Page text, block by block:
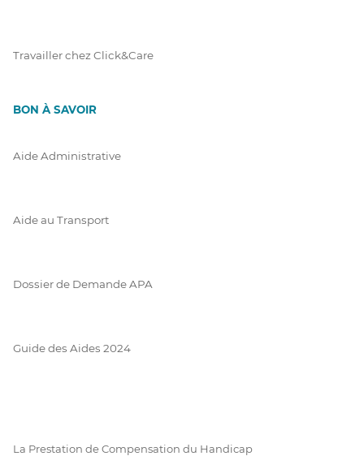
Travailler chez Click&Care
BON À SAVOIR
Aide Administrative
Aide au Transport
Dossier de Demande APA
Guide des Aides 2024
La Prestation de Compensation du Handicap